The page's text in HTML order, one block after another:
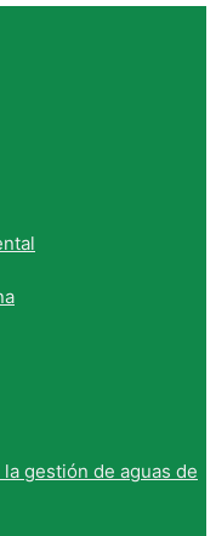
gestión de aguas de